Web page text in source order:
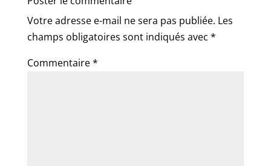
Votre adresse e-mail ne sera pas publiée. Les
champs obligatoires sont indiqués avec *
Commentaire*